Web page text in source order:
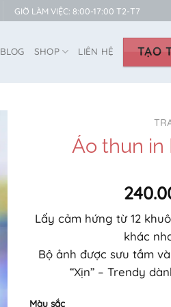
GIỜ LÀM VIỆC: 8:00-17:00 T2-T7
BLOG SHOP LIÊN HỆ TẠO
Áo thun in
Lấy cảm hứng từ 12
khác
Bộ ảnh được sưu tầm
“Xịn” – Trendy
Màu sắc